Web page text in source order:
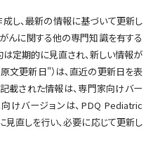
し、最新の情報に基づいて更新し
んに関する他の専門知識を有する
定期的に見直され、新しい情報が
文更新日"）は、直近の更新日を表
載された情報は、専門家向けバー
けバージョンは、PDQ Pediatric
直しを行い、必要に応じて更新し